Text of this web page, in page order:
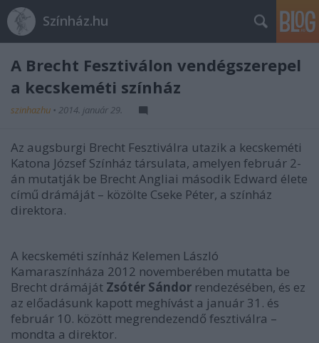
Színház.hu
A Brecht Fesztiválon vendégszerepel
a kecskeméti színház
szinhazhu • 2014. január 29.
Az augsburgi Brecht Fesztiválra utazik a kecskeméti
Katona József Színház társulata, amelyen február 2-
án mutatják be Brecht Angliai második Edward élete
című drámáját – közölte Cseke Péter, a színház
direktora.
A kecskeméti színház Kelemen László
Kamaraszínháza 2012 novemberében mutatta be
Brecht drámáját Zsótér Sándor rendezésében, és ez
az előadásunk kapott meghívást a január 31. és
február 10. között megrendezendő fesztiválra –
mondta a direktor.